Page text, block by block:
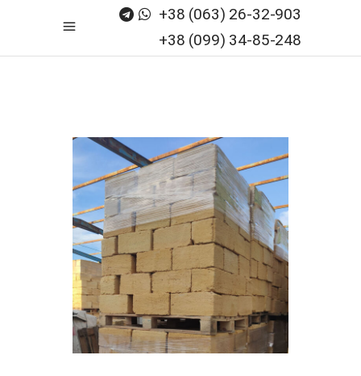
+38 (063) 26-32-903
+38 (099) 34-85-248